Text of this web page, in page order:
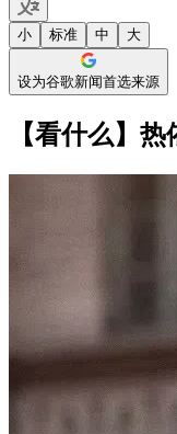
小 标准 中 大
设为谷歌新闻首选来源
【看什么】